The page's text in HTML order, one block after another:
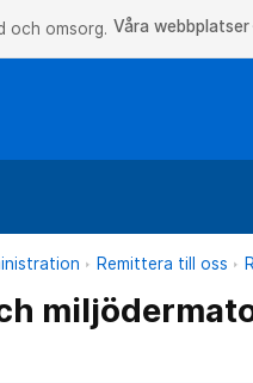
och omsorg. Våra webbplatser
Remittera till oss